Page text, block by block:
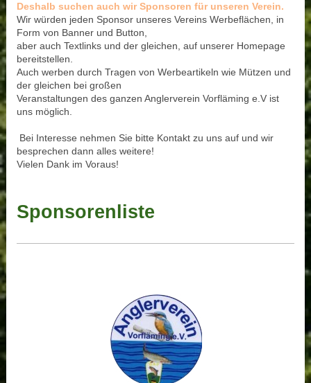
Deshalb suchen auch wir Sponsoren für unseren Verein.
Wir würden jeden Sponsor unseres Vereins Werbeflächen, in
Form von Banner und Button,
aber auch Textlinks und der gleichen, auf unserer Homepage
bereitstellen.
Auch werben durch Tragen von Werbeartikeln wie Mützen und
der gleichen bei großen
Veranstaltungen des ganzen Anglerverein Vorfläming e.V ist
uns möglich.
Bei Interesse nehmen Sie bitte Kontakt zu uns auf und wir
besprechen dann alles weitere!
Vielen Dank im Voraus!
Sponsorenliste